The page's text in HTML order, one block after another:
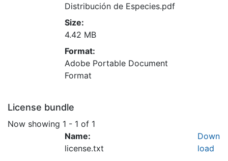
Distribución de Especies.pdf
Size:
4.42 MB
Format:
Adobe Portable Document
Format
License bundle
Now showing 1 - 1 of 1
Name:
license.txt
Down
load